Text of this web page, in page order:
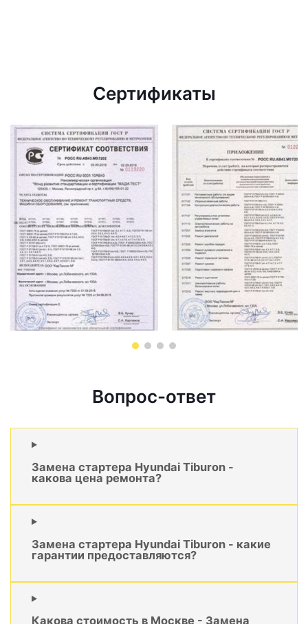
Сертификаты
Вопрос-ответ
Замена стартера Hyundai Tiburon -
какова цена ремонта?
Замена стартера Hyundai Tiburon - какие
гарантии предоставляются?
Какова стоимость в Москве - Замена